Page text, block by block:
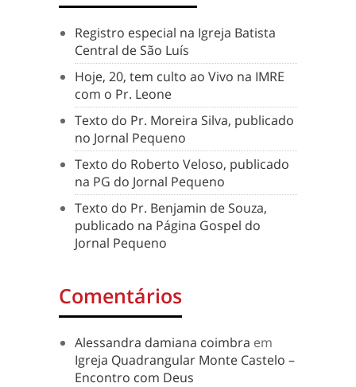
Registro especial na Igreja Batista
Central de São Luís
Hoje, 20, tem culto ao Vivo na IMRE
com o Pr. Leone
Texto do Pr. Moreira Silva, publicado
no Jornal Pequeno
Texto do Roberto Veloso, publicado
na PG do Jornal Pequeno
Texto do Pr. Benjamin de Souza,
publicado na Página Gospel do
Jornal Pequeno
Comentários
Alessandra damiana coimbra em
Igreja Quadrangular Monte Castelo –
Encontro com Deus